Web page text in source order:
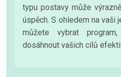
typu postavy může
úspěch. S ohledem na vaši
můžete vybrat
dosáhnout vašich cílů